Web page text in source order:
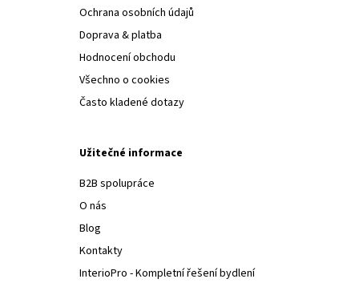
Ochrana osobních údajů
Doprava & platba
Hodnocení obchodu
Všechno o cookies
Často kladené dotazy
Užitečné informace
B2B spolupráce
O nás
Blog
Kontakty
InterioPro - Kompletní řešení bydlení